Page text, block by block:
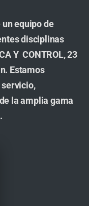
equipo de
disciplinas
Y CONTROL, 23
Estamos
la amplia gama